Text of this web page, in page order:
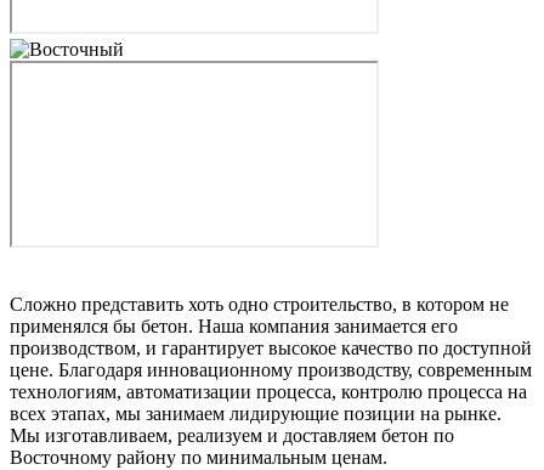
Сложно представить хоть одно строительство, в котором не
применялся бы бетон. Наша компания занимается его
производством, и гарантирует высокое качество по доступной
цене. Благодаря инновационному производству, современным
технологиям, автоматизации процесса, контролю процесса на
всех этапах, мы занимаем лидирующие позиции на рынке.
Мы изготавливаем, реализуем и доставляем бетон по
Восточному району по минимальным ценам.